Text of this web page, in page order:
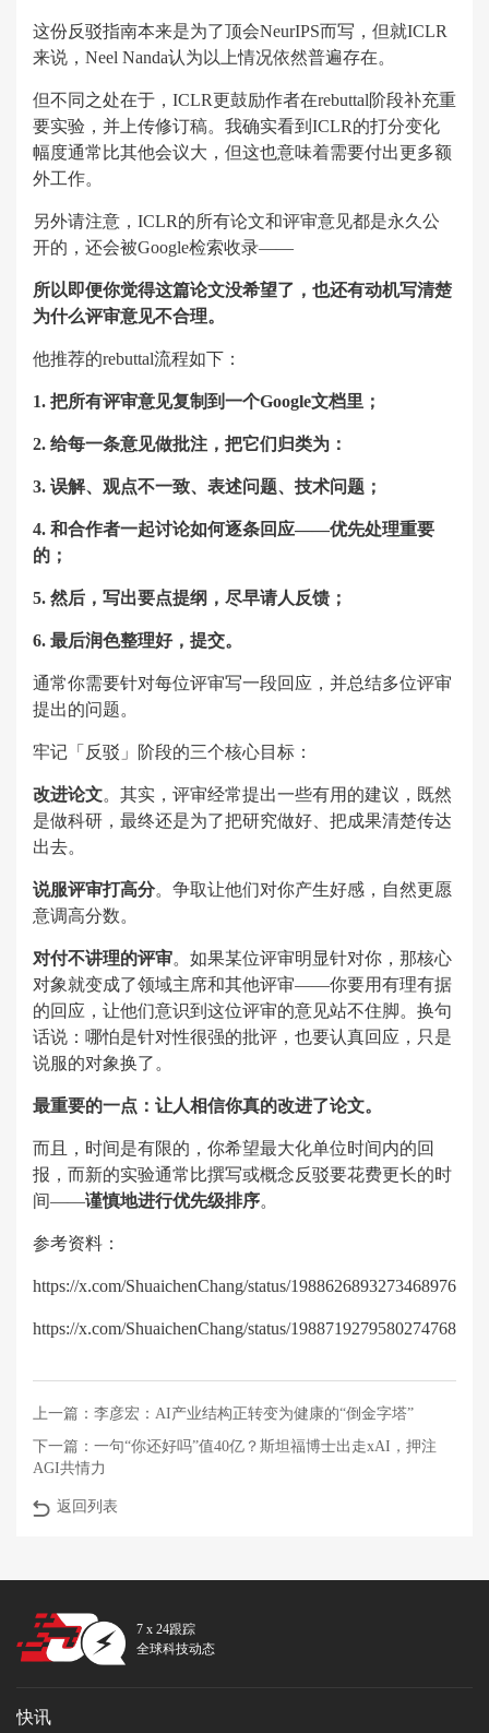
这份反驳指南本来是为了顶会NeurIPS而写，但就ICLR
来说，Neel Nanda认为以上情况依然普遍存在。
但不同之处在于，ICLR更鼓励作者在rebuttal阶段补充重
要实验，并上传修订稿。我确实看到ICLR的打分变化
幅度通常比其他会议大，但这也意味着需要付出更多额
外工作。
另外请注意，ICLR的所有论文和评审意见都是永久公
开的，还会被Google检索收录——
所以即便你觉得这篇论文没希望了，也还有动机写清楚
为什么评审意见不合理。
他推荐的rebuttal流程如下：
1. 把所有评审意见复制到一个Google文档里；
2. 给每一条意见做批注，把它们归类为：
3. 误解、观点不一致、表述问题、技术问题；
4. 和合作者一起讨论如何逐条回应——优先处理重要
的；
5. 然后，写出要点提纲，尽早请人反馈；
6. 最后润色整理好，提交。
通常你需要针对每位评审写一段回应，并总结多位评审
提出的问题。
牢记「反驳」阶段的三个核心目标：
改进论文。其实，评审经常提出一些有用的建议，既然
是做科研，最终还是为了把研究做好、把成果清楚传达
出去。
说服评审打高分。争取让他们对你产生好感，自然更愿
意调高分数。
对付不讲理的评审。如果某位评审明显针对你，那核心
对象就变成了领域主席和其他评审——你要用有理有据
的回应，让他们意识到这位评审的意见站不住脚。换句
话说：哪怕是针对性很强的批评，也要认真回应，只是
说服的对象换了。
最重要的一点：让人相信你真的改进了论文。
而且，时间是有限的，你希望最大化单位时间内的回
报，而新的实验通常比撰写或概念反驳要花费更长的时
间——谨慎地进行优先级排序。
参考资料：
https://x.com/ShuaichenChang/status/1988626893273468976
https://x.com/ShuaichenChang/status/1988719279580274768
上一篇： 李彦宏：AI产业结构正转变为健康的“倒金字塔”
下一篇： 一句“你还好吗”值40亿？斯坦福博士出走xAI，押注
AGI共情力
返回列表
7 x 24跟踪
全球科技动态
快讯